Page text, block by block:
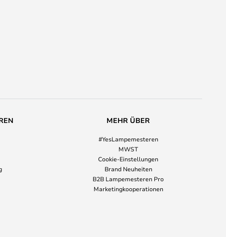
MEHR ÜBER
#YesLampemesteren
MWST
Cookie-Einstellungen
Brand Neuheiten
B2B Lampemesteren Pro
Marketingkooperationen